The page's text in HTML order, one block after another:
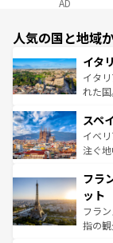
AD
人気の国と地域
イタ
イタ
れた国
ろん
景な
ピザ
ませ
なお
しい。
スペ
イベ
注ぐ
文化
れる
る。
アー
フラ
ット
フラ
指の